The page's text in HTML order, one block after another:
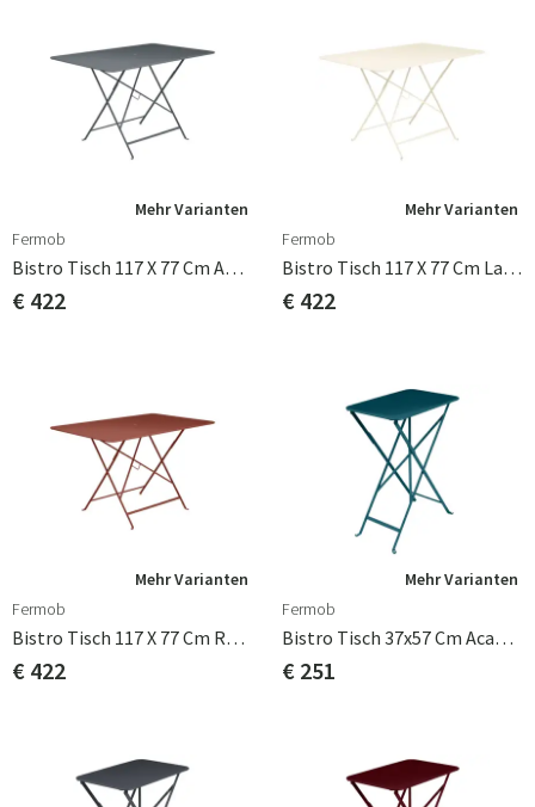
Mehr Varianten
Fermob
Bistro Tisch 117 X 77 Cm Anthracite
€ 422
Mehr Varianten
Fermob
Bistro Tisch 117 X 77 Cm Latte Beige
€ 422
Mehr Varianten
Fermob
Bistro Tisch 117 X 77 Cm Red Ochre
€ 422
Mehr Varianten
Fermob
Bistro Tisch 37x57 Cm Acapulco Blue
€ 251